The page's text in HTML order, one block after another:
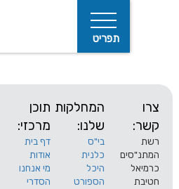
המחלקות
שלנו:
בי"ס
כלנית
היכל
הספורט
תוכן
מרכזי:
דף בית
אודות
מי אנחנו
הסדרי
קישורים: